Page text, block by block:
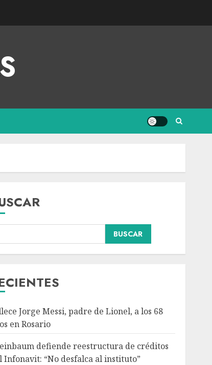
BUSCAR
Jorge Messi, padre de Lionel, a los 68
en Rosario
defiende reestructura de créditos
Infonavit: “No desfalca al instituto”
Colombia respalda
soberanía de Marruecos
sobre el Sáhara y busca
4
Detienen a ‘El Pony’ con
arsenal en carretera de
Tabasco
AGOSTO 9, 2026